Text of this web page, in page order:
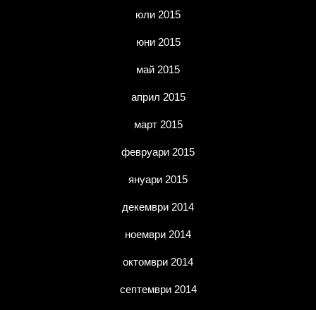
юли 2015
юни 2015
май 2015
април 2015
март 2015
февруари 2015
януари 2015
декември 2014
ноември 2014
октомври 2014
септември 2014